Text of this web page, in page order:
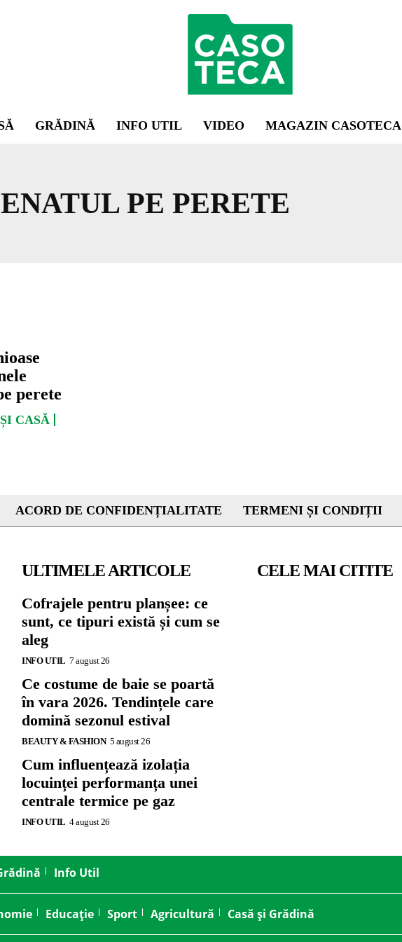
GRĂDINĂ INFO UTIL VIDEO MAGAZIN CASOTECA
PE PERETE
perete
CASĂ
ACORD DE CONFIDENȚIALITATE TERMENI ȘI CONDIȚII
ULTIMELE ARTICOLE
Cofrajele pentru planșee: ce
sunt, ce tipuri există și cum se
aleg
INFO UTIL 7 august 26
Ce costume de baie se poartă
în vara 2026. Tendințele care
domină sezonul estival
BEAUTY & FASHION 5 august 26
Cum influențează izolația
locuinței performanța unei
centrale termice pe gaz
INFO UTIL 4 august 26
CELE MAI CITITE
Info Util
Educație Sport Agricultură Casă și Grădină